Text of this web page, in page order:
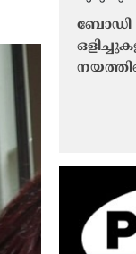
എണ്ണ
ബോഡി